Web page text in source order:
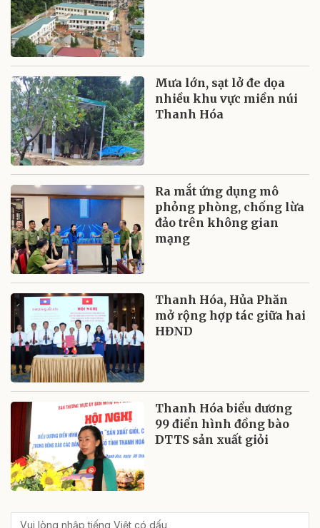
Mưa lớn, sạt lở đe dọa
nhiều khu vực miền núi
Thanh Hóa
Ra mắt ứng dụng mô
phỏng phòng, chống lừa
đảo trên không gian
mạng
Thanh Hóa, Hủa Phăn
mở rộng hợp tác giữa hai
HĐND
Thanh Hóa biểu dương
99 điển hình đồng bào
DTTS sản xuất giỏi